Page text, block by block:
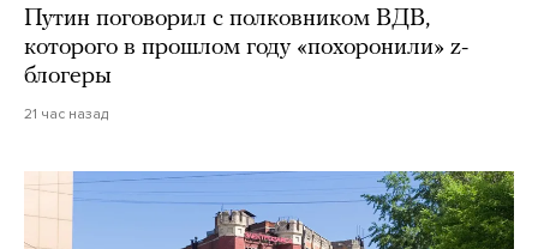
Путин поговорил с полковником ВДВ,
которого в прошлом году «похоронили» z-
блогеры
21 час назад